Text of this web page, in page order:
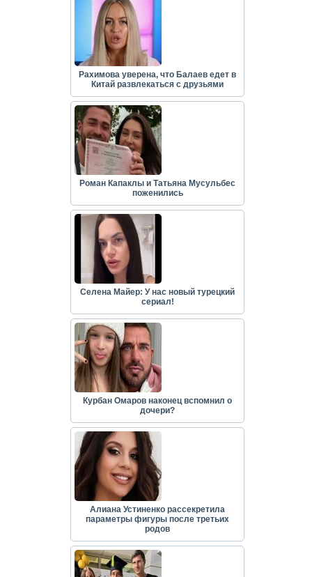
Рахимова уверена, что Балаев едет в
Китай развлекаться с друзьями
Роман Капаклы и Татьяна Мусульбес
поженились
Селена Майер: У нас новый турецкий
сериал!
Курбан Омаров наконец вспомнил о
дочери?
Алиана Устиненко рассекретила
параметры фигуры после третьих
родов